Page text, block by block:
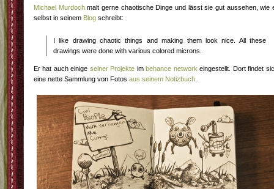
Michael Murdochmalt gerne chaotische Dinge und lässt sie gut aussehen, wie
selbst in seinem Blog schreibt:
I like drawing chaotic things and making them look nice. All these
drawings were done with various colored microns.
Er hat auch einige seiner Projekte imbehance network eingestellt. Dort findet
eine nette Sammlung von Fotos aus seinem Notizbuch